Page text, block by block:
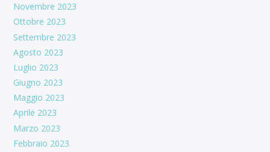
Novembre 2023
Ottobre 2023
Settembre 2023
Agosto 2023
Luglio 2023
Giugno 2023
Maggio 2023
Aprile 2023
Marzo 2023
Febbraio 2023